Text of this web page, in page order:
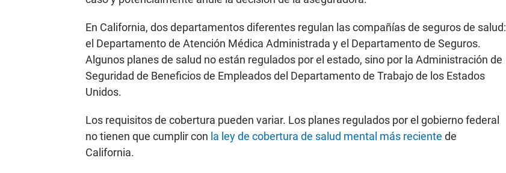
En California, dos departamentos diferentes regulan las compañías de seguros de salud:
el Departamento de Atención Médica Administrada y el Departamento de Seguros.
Algunos planes de salud no están regulados por el estado, sino por la Administración de
Seguridad de Beneficios de Empleados del Departamento de Trabajo de los Estados
Unidos.
Los requisitos de cobertura pueden variar. Los planes regulados por el gobierno federal
no tienen que cumplir con la ley de cobertura de salud mental más reciente de
California.